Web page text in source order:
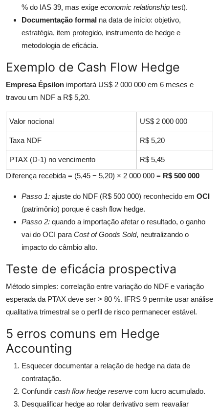
% do IAS 39, mas exige economic relationship test).
Documentação formal na data de início: objetivo,
estratégia, item protegido, instrumento de hedge e
metodologia de eficácia.
Exemplo de Cash Flow Hedge
Empresa Épsilon importará US$ 2 000 000 em 6 meses e
travou um NDF a R$ 5,20.
Valor nocional US$ 2 000 000
Taxa NDF R$ 5,20
PTAX (D-1) no vencimento
R$ 5,45
Diferença recebida = (5,45 − 5,20) × 2 000 000 = R$ 500 000
Passo 1: ajuste do NDF (R$ 500 000) reconhecido em OCI
(patrimônio) porque é cash flow hedge.
Passo 2: quando a importação afetar o resultado, o ganho
vai do OCI para Cost of Goods Sold, neutralizando o
impacto do câmbio alto.
Teste de eficácia prospectiva
Método simples: correlação entre variação do NDF e variação
esperada da PTAX deve ser > 80 %. IFRS 9 permite usar análise
qualitativa trimestral se o perfil de risco permanecer estável.
5 erros comuns em Hedge
Accounting
Esquecer documentar a relação de hedge na data de
contratação.
Confundir cash flow hedge reserve com lucro acumulado.
Desqualificar hedge ao rolar derivativo sem reavaliar